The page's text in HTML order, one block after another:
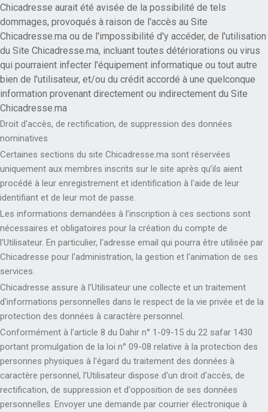
Chicadresse aurait été avisée de la possibilité de tels
dommages, provoqués à raison de l'accès au Site
Chicadresse.ma ou de l'impossibilité d'y accéder, de l'utilisation
du Site Chicadresse.ma, incluant toutes détériorations ou virus
qui pourraient infecter l'équipement informatique ou tout autre
bien de l'utilisateur, et/ou du crédit accordé à une quelconque
information provenant directement ou indirectement du Site
Chicadresse.ma
Droit d'accès, de rectification, de suppression des données
nominatives
Certaines sections du site Chicadresse.ma sont réservées
uniquement aux membres inscrits sur le site après qu’ils aient
procédé à leur enregistrement et identification à l'aide de leur
identifiant et de leur mot de passe.
Les informations demandées à l’inscription à ces sections sont
nécessaires et obligatoires pour la création du compte de
l'Utilisateur. En particulier, l'adresse email qui pourra être utilisée par
Chicadresse pour l'administration, la gestion et l'animation de ses
services.
Chicadresse assure à l'Utilisateur une collecte et un traitement
d'informations personnelles dans le respect de la vie privée et de la
protection des données à caractère personnel.
Conformément à l’article 8 du Dahir n° 1-09-15 du 22 safar 1430
portant promulgation de la loi n° 09-08 relative à la protection des
personnes physiques à l'égard du traitement des données à
caractère personnel, l’Utilisateur dispose d'un droit d'accès, de
rectification, de suppression et d'opposition de ses données
personnelles. Envoyer une demande par courrier électronique à